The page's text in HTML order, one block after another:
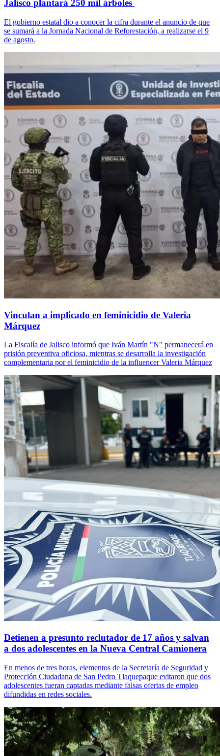
Jalisco plantará 250 mil árboles
El gobierno estatal dio a conocer la cifra durante el anuncio de que
se sumará a la Jornada Nacional de Reforestación, a realizarse el 9
de agosto.
Vinculan a implicado en feminicidio de Valeria
Márquez
La Fiscalía de Jalisco informó que Iván Martín "N" permanecerá en
prisión preventiva oficiosa, mientras se desarrolla la investigación
complementaria por el feminicidio de la influencer Valeria Márquez
Detienen a presunto reclutador de 17 años y salvan
a dos adolescentes en la Nueva Central Camionera
En menos de tres horas, elementos de la Secretaría de Seguridad y
Protección Ciudadana de San Pedro Tlaquepaque evitaron que dos
adolescentes fueran captadas mediante falsas ofertas de empleo
difundidas en redes sociales.